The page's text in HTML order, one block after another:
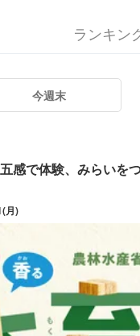
ランキン
今週末
感で体験、みらいを
月)